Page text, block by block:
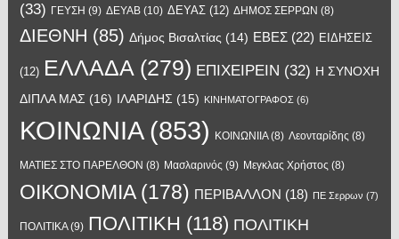
(33) ΓΕΥΣΗ (9) ΔΕΥΑΒ(10) ΔΕΥΑΣ(12) ΔΗΜΟΣ ΣΕΡΡΩΝ (8)
ΔΙΕΘΝΗ (85) Δήμος Βισαλτίας (14) ΕΒΕΣ(22) ΕΙΔΗΣΕΙΣ
(12) ΕΛΛΑΔΑ(279) ΕΠΙΧΕΙΡΕΙΝ (32) Η ΣΥΝΟΧΗ
ΔΙΠΛΑ ΜΑΣ (16) ΙΛΑΡΙΔΗΣ (15) ΚΙΝΗΜΑΤΟΓΡΑΦΟΣ (6)
ΚΟΙΝΩΝΙΑ(853) ΚΟΙΝΩΝΙΙΑ(8) Λεονταρίδης (8)
ΜΑΤΙΕΣ ΣΤΟ ΠΑΡΕΛΘΟΝ (8) Μασλαρινός (9) Μεγκλας Χρήστος (8)
ΟΙΚΟΝΟΜΙΑ(178) ΠΕΡΙΒΑΛΛΟΝ (18) ΠΕ Σερρων (7)
ΠΟΛΙΤΙΚΑ(9) ΠΟΛΙΤΙΚΗ (118) ΠΟΛΙΤΙΚΗ